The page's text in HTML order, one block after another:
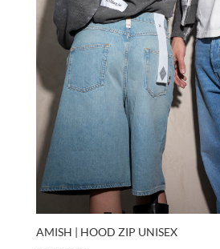
AMISH | HOOD ZIP UNISEX